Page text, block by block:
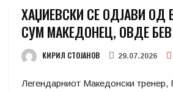
ХАЏИЕВСКИ СЕ ОДЈАВИ ОД
СУМ МАКЕДОНЕЦ, ОВДЕ
КИРИЛ СТОЈАНОВ 29.07.2026
Легендарниот Македонски тренер,